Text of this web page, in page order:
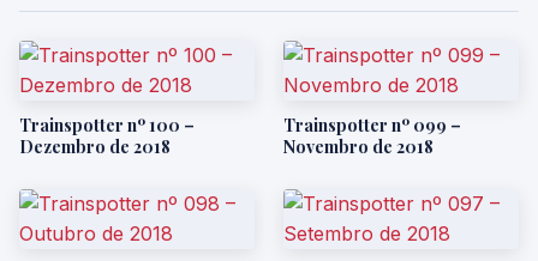
Trainspotter nº 100 –
Dezembro de 2018
Trainspotter nº 099 –
Novembro de 2018